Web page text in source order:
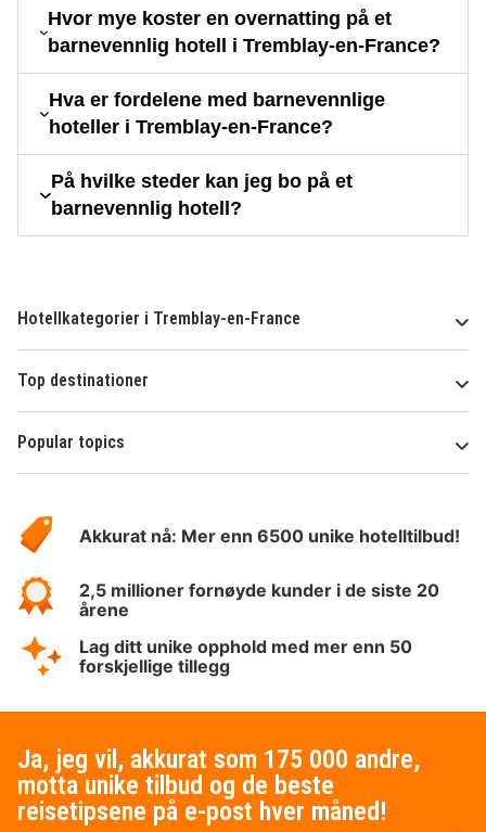
Hvor mye koster en overnatting på et
barnevennlig hotell i Tremblay-en-France?
Hva er fordelene med barnevennlige
hoteller i Tremblay-en-France?
På hvilke steder kan jeg bo på et
barnevennlig hotell?
Hotellkategorier i Tremblay-en-France
Top destinationer
Popular topics
Hotelspecials
Akkurat nå: Mer enn 6500 unike hotelltilbud!
2,5 millioner fornøyde kunder i de siste 20
årene
Lag ditt unike opphold med mer enn 50
forskjellige tillegg
Ja, jeg vil, akkurat som 175 000 andre,
motta unike tilbud og de beste
reisetipsene på e-post hver måned!